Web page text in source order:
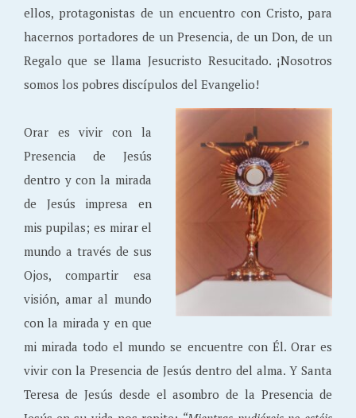
ellos, protagonistas de un encuentro con Cristo, para
hacernos portadores de un Presencia, de un Don, de un
Regalo que se llama Jesucristo Resucitado. ¡Nosotros
somos los pobres discípulos del Evangelio!
Orar es vivir con la
Presencia de Jesús
dentro y con la mirada
de Jesús impresa en
mis pupilas; es mirar el
mundo a través de sus
Ojos, compartir esa
visión, amar al mundo
con la mirada y en que
mi mirada todo el mundo se encuentre con Él. Orar es
vivir con la Presencia de Jesús dentro del alma. Y Santa
Teresa de Jesús desde el asombro de la Presencia de